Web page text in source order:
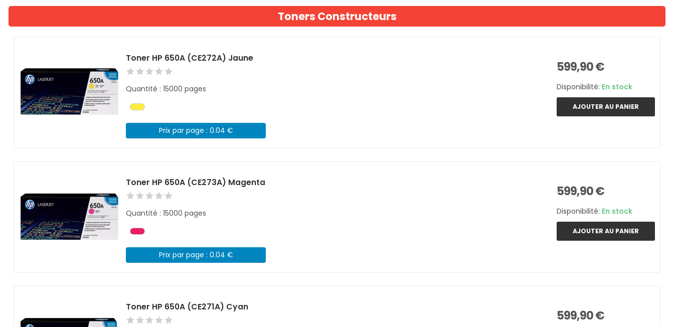
Toners Constructeurs
Toner HP 650A (CE272A) Jaune
Quantité : 15000 pages
Prix par page : 0.04 €
599,90 €
Disponibilité: En stock
AJOUTER AU PANIER
Toner HP 650A (CE273A) Magenta
Quantité : 15000 pages
Prix par page : 0.04 €
599,90 €
Disponibilité: En stock
AJOUTER AU PANIER
Toner HP 650A (CE271A) Cyan
599,90 €